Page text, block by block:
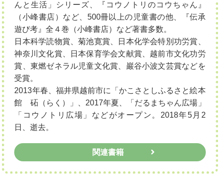
んと生活」シリーズ、『コウノトリのコウちゃん』
（小峰書店）など、500冊以上の児童書の他、『伝承
遊び考』全４巻（小峰書店）など著書多数。
日本科学読物賞、菊池寛賞、日本化学会特別功労賞、
神奈川文化賞、日本保育学会文献賞、越前市文化功労
賞、東燃ゼネラル児童文化賞、巖谷小波文芸賞などを
受賞。
2013年春、福井県越前市に「かこさとしふるさと絵本
館 砳（らく）」、2017年夏、「だるまちゃん広場」
「コウノトリ広場」などがオープン。2018年5月2
日、逝去。
関連書籍